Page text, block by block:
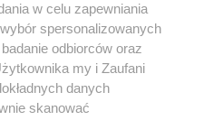
regulamin korzystania z portali
Skontaktuj sięz nami
Kontakt
Wydawca
Redakcja
w celu zapewniania
spersonalizowanych
odbiorców oraz
my i Zaufani
danych
skanować